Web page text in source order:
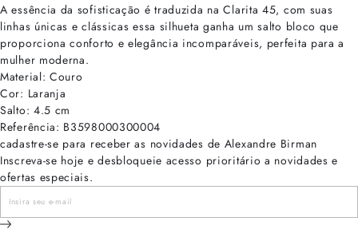
A essência da sofisticação é traduzida na Clarita 45, com suas
linhas únicas e clássicas essa silhueta ganha um salto bloco que
proporciona conforto e elegância incomparáveis, perfeita para a
mulher moderna.
Material: Couro
Cor: Laranja
Salto: 4.5 cm
Referência: B3598000300004
cadastre-se para receber as novidades de Alexandre Birman
Inscreva-se hoje e desbloqueie acesso prioritário a novidades e
ofertas especiais.